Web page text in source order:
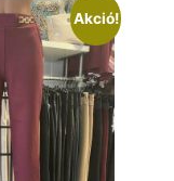
Akció!